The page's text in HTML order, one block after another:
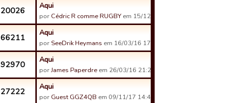
20026 Aqui
por Cédric R comme RUGBY em 15/12/20 13:16
66211 Aqui
por SeeDrik Heymans em 16/03/16 17:00
92970 Aqui
porJames Paperdre em 26/03/16 21:23
27222 Aqui
por Guest GGZ4QB em 09/11/17 14:48